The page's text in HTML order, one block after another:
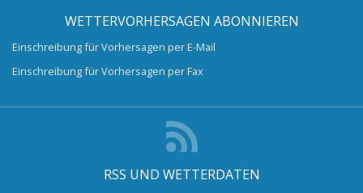
WETTERVORHERSAGEN ABONNIEREN
Einschreibung für Vorhersagen per E-Mail
Einschreibung für Vorhersagen per Fax
RSS UND WETTERDATEN